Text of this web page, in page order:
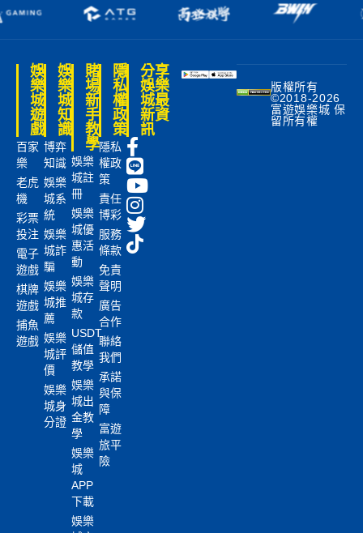
娛
樂
城
遊
戲
百家
樂
老虎
機
彩票
投注
電子
遊戲
棋牌
遊戲
捕魚
遊戲
娛
樂
城
知
識
博弈
知識
娛樂
城系
統
娛樂
城詐
騙
娛樂
城推
薦
娛樂
城評
價
娛樂
城身
分證
賭
場
新
手
教
學
娛樂
城註
冊
娛樂
城優
惠活
動
娛樂
城存
款
USDT
儲值
教學
娛樂
城出
金教
學
娛樂
城
APP
下載
娛樂
隱
私
權
政
策
隱私
權政
策
責任
博彩
服務
條款
免責
聲明
廣告
合作
聯絡
我們
承諾
與保
障
富遊
旅平
險
分享
娛樂
城最
新資
訊
版權所有
©2018-2026
富遊娛樂城 保
留所有權